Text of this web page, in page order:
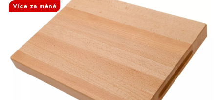
NOVINKY
VÝPRODEJ 🔥
Hodnocení obchodu
Stav objednávky
Více za méně